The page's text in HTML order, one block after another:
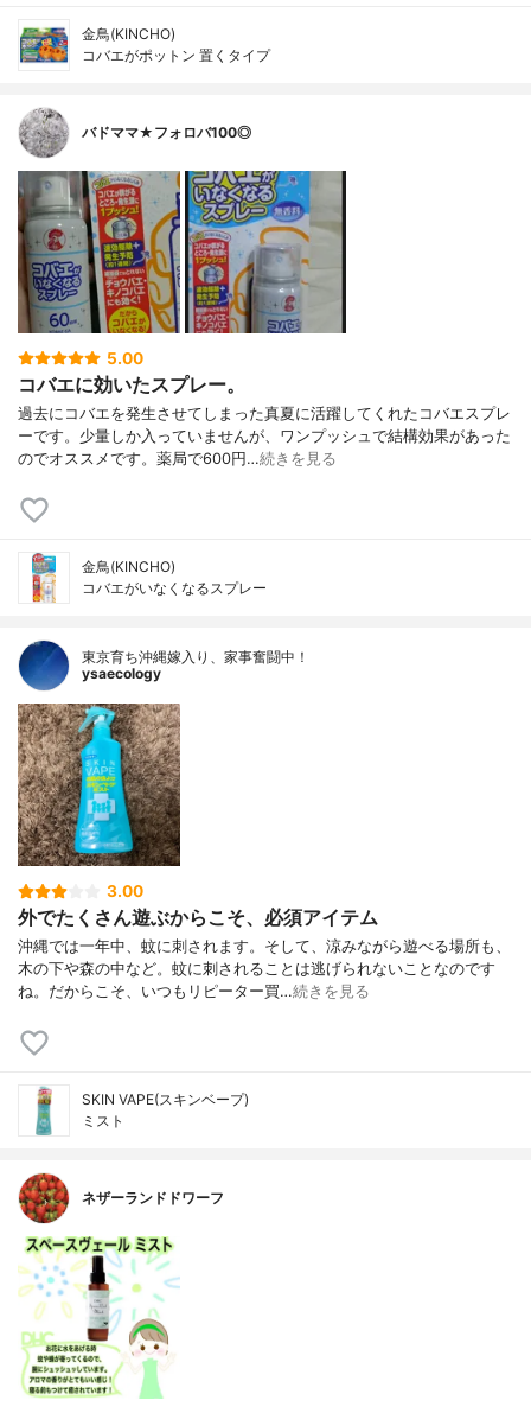
金鳥(KINCHO)
コバエがポットン 置くタイプ
バドママ★フォロバ100◎
5.00
コバエに効いたスプレー。
過去にコバエを発生させてしまった真夏に活躍してくれたコバエスプレ
ーです。少量しか入っていませんが、ワンプッシュで結構効果があった
のでオススメです。薬局で600円…続きを見る
金鳥(KINCHO)
コバエがいなくなるスプレー
東京育ち沖縄嫁入り、家事奮闘中！
ysaecology
3.00
外でたくさん遊ぶからこそ、必須アイテム
沖縄では一年中、蚊に刺されます。そして、涼みながら遊べる場所も、
木の下や森の中など。蚊に刺されることは逃げられないことなのです
ね。だからこそ、いつもリピーター買…続きを見る
SKIN VAPE(スキンベープ)
ミスト
ネザーランドドワーフ